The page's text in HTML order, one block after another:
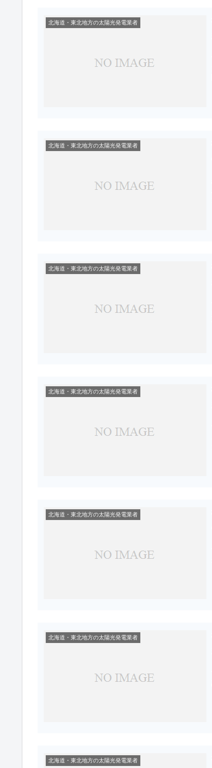
北海道・東北地方の太陽光発電業者
北海道・東北地方の太陽光発電業者
北海道・東北地方の太陽光発電業者
北海道・東北地方の太陽光発電業者
北海道・東北地方の太陽光発電業者
北海道・東北地方の太陽光発電業者
北海道・東北地方の太陽光発電業者